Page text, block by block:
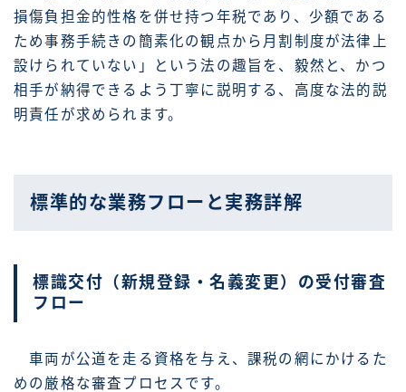
損傷負担金的性格を併せ持つ年税であり、少額である
ため事務手続きの簡素化の観点から月割制度が法律上
設けられていない」という法の趣旨を、毅然と、かつ
相手が納得できるよう丁寧に説明する、高度な法的説
明責任が求められます。
標準的な業務フローと実務詳解
標識交付（新規登録・名義変更）の受付審査
フロー
車両が公道を走る資格を与え、課税の網にかけるた
めの厳格な審査プロセスです。